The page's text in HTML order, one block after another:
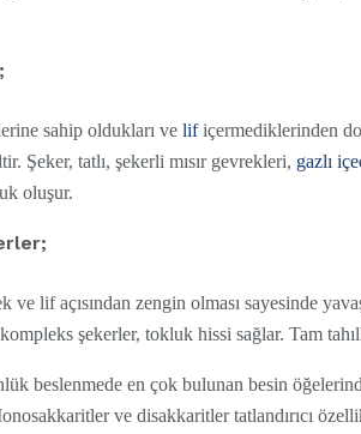
sahip oldukları ve lifiçermediklerinden
Şeker, tatlı, şekerli mısır gevrekleri, gazlı
oluşur.
ve lif açısından zengin olması sayesinde
şekerler, tokluk hissi sağlar. Tam
beslenmede en çok bulunan besin
ve disakkaritler tatlandırıcı